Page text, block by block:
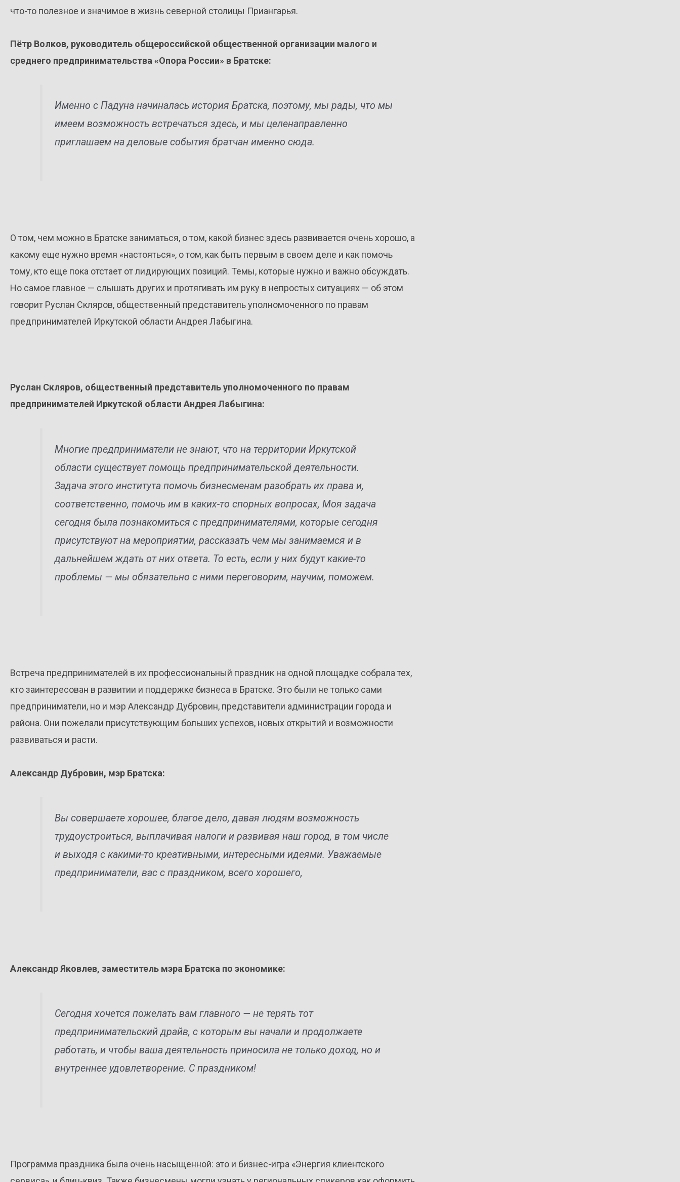
что-то полезное и значимое в жизнь северной столицы Приангарья.
Пётр Волков, руководитель общероссийской общественной организации малого и
среднего предпринимательства «Опора России» в Братске:
Именно с Падуна начиналась история Братска, поэтому, мы рады, что мы
имеем возможность встречаться здесь, и мы целенаправленно
приглашаем на деловые события братчан именно сюда.
О том, чем можно в Братске заниматься, о том, какой бизнес здесь развивается очень хорошо, а
какому еще нужно время «настояться», о том, как быть первым в своем деле и как помочь
тому, кто еще пока отстает от лидирующих позиций. Темы, которые нужно и важно обсуждать.
Но самое главное — слышать других и протягивать им руку в непростых ситуациях — об этом
говорит Руслан Скляров, общественный представитель уполномоченного по правам
предпринимателей Иркутской области Андрея Лабыгина.
Руслан Скляров, общественный представитель уполномоченного по правам
предпринимателей Иркутской области Андрея Лабыгина:
Многие предприниматели не знают, что на территории Иркутской
области существует помощь предпринимательской деятельности.
Задача этого института помочь бизнесменам разобрать их права и,
соответственно, помочь им в каких-то спорных вопросах, Моя задача
сегодня была познакомиться с предпринимателями, которые сегодня
присутствуют на мероприятии, рассказать чем мы занимаемся и в
дальнейшем ждать от них ответа. То есть, если у них будут какие-то
проблемы — мы обязательно с ними переговорим, научим, поможем.
Встреча предпринимателей в их профессиональный праздник на одной площадке собрала тех,
кто заинтересован в развитии и поддержке бизнеса в Братске. Это были не только сами
предприниматели, но и мэр Александр Дубровин, представители администрации города и
района. Они пожелали присутствующим больших успехов, новых открытий и возможности
развиваться и расти.
Александр Дубровин, мэр Братска:
Вы совершаете хорошее, благое дело, давая людям возможность
трудоустроиться, выплачивая налоги и развивая наш город, в том числе
и выходя с какими-то креативными, интересными идеями. Уважаемые
предприниматели, вас с праздником, всего хорошего,
Александр Яковлев, заместитель мэра Братска по экономике:
Сегодня хочется пожелать вам главного — не терять тот
предпринимательский драйв, с которым вы начали и продолжаете
работать, и чтобы ваша деятельность приносила не только доход, но и
внутреннее удовлетворение. С праздником!
Программа праздника была очень насыщенной: это и бизнес-игра «Энергия клиентского